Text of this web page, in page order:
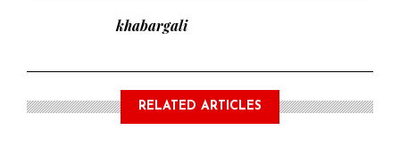
khabargali
RELATED ARTICLES